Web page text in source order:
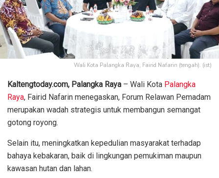
Wali Kota Palangka Raya, Fairid Nafarin (tengah). (ist)
Kaltengtoday.com, Palangka Raya – Wali Kota Palangka
Raya, Fairid Nafarin menegaskan, Forum Relawan Pemadam
merupakan wadah strategis untuk membangun semangat
gotong royong.
Selain itu, meningkatkan kepedulian masyarakat terhadap
bahaya kebakaran, baik di lingkungan pemukiman maupun
kawasan hutan dan lahan.